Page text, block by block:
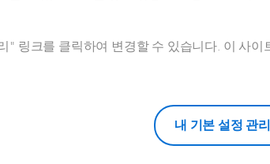
우
영
링크를 클릭하여 변경할 수 있습니다. 이 사이
내 기본 설정 관리